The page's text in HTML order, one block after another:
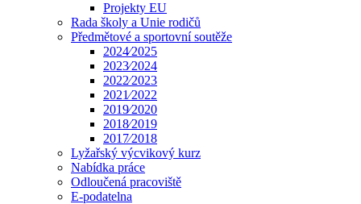
Projekty EU
Rada školy a Unie rodičů
Předmětové a sportovní soutěže
2024⁄2025
2023⁄2024
2022⁄2023
2021⁄2022
2019⁄2020
2018⁄2019
2017⁄2018
Lyžařský výcvikový kurz
Nabídka práce
Odloučená pracoviště
E-podatelna